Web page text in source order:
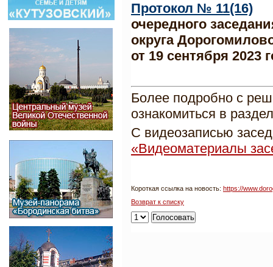
Протокол № 11(16)
очередного
округа
от 19 сентября 2023
Более подробно с
ознакомиться в
С видеозаписью
«Видеоматериалы
Короткая ссылка на новость: https://
Возврат к списку